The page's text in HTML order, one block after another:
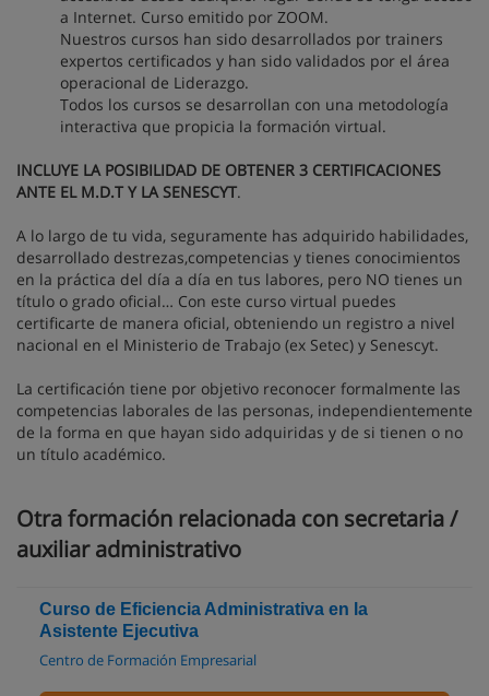
a Internet. Curso emitido por ZOOM.
Nuestros cursos han sido desarrollados por trainers
expertos certificados y han sido validados por el área
operacional de Liderazgo.
Todos los cursos se desarrollan con una metodología
interactiva que propicia la formación virtual.
INCLUYE LA POSIBILIDAD DE OBTENER 3 CERTIFICACIONES
ANTE EL M.D.T Y LA SENESCYT.
A lo largo de tu vida, seguramente has adquirido habilidades,
desarrollado destrezas,competencias y tienes conocimientos
en la práctica del día a día en tus labores, pero NO tienes un
título o grado oficial… Con este curso virtual puedes
certificarte de manera oficial, obteniendo un registro a nivel
nacional en el Ministerio de Trabajo (ex Setec) y Senescyt.
La certificación tiene por objetivo reconocer formalmente las
competencias laborales de las personas, independientemente
de la forma en que hayan sido adquiridas y de si tienen o no
un título académico.
Otra formación relacionada con secretaria /
auxiliar administrativo
Curso de Eficiencia Administrativa en la
Asistente Ejecutiva
Centro de Formación Empresarial